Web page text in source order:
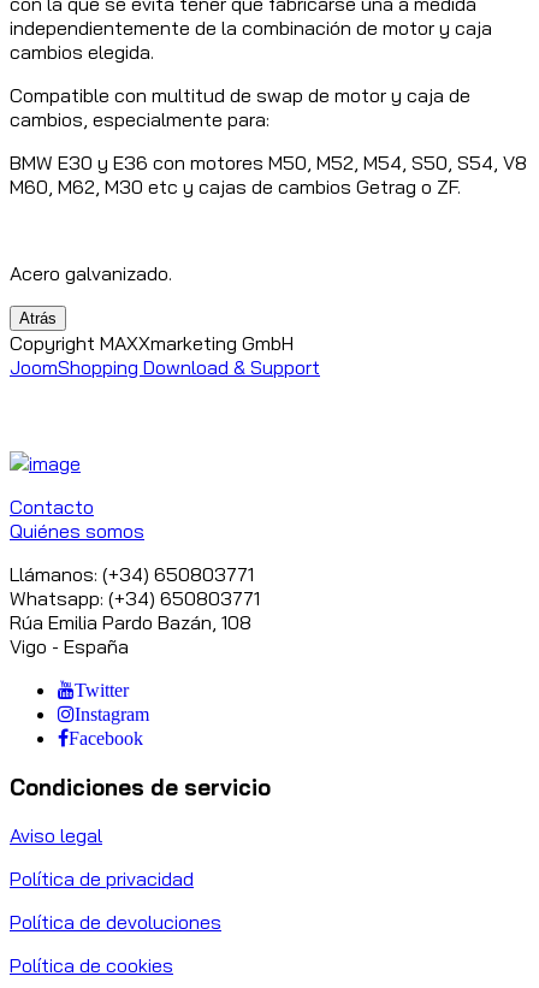
independientemente de la combinación de motor y caja
cambios elegida.
Compatible con multitud de swap de motor y caja de
cambios, especialmente para:
BMW E30 y E36 con motores M50, M52, M54, S50, S54, V8
M60, M62, M30 etc y cajas de cambios Getrag o ZF.
Acero galvanizado.
Copyright MAXXmarketing GmbH
JoomShopping Download & Support
Contacto
Quiénes somos
Llámanos: (+34) 650803771
Whatsapp: (+34) 650803771
Rúa Emilia Pardo Bazán, 108
Vigo - España
Twitter
Instagram
Facebook
Condiciones de servicio
Aviso legal
Política de privacidad
Política de devoluciones
Política de cookies